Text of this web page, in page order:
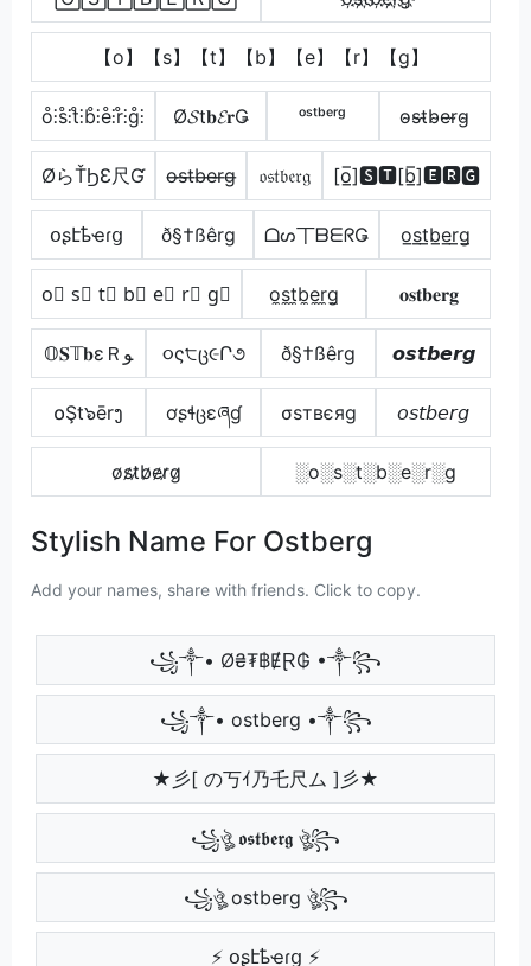
【o】【s】【t】【b】【e】【r】【g】
o̊⫶s̊⫶t̊⫶b̊⫶e̊⫶r̊⫶g̊⫶ Ø𝓢t𝐛𝓔𝐫Ǥ ᵒˢᵗᵇᵉʳᵍ o̴s̴t̴b̴e̴r̴g̴
ØらŤϦƐ尺Ɠ o̶s̶t̶b̶e̶r̶g̶ 𝔬𝔰𝔱𝔟𝔢𝔯𝔤 [o̲̅]🆂🆃[b̲̅]🅴🆁🅶
օʂէҍҽɾց ð§†ßêrg ᗝᔕ丅ᗷᗴᖇǤ o̲s̲t̲b̲e̲r̲g̲
o⃣ s⃣ t⃣ b⃣ e⃣ r⃣ g⃣ o̼s̼t̼b̼e̼r̼g̼ 𝐨𝐬𝐭𝐛𝐞𝐫𝐠
𝕆𝐒𝕋𝐛εＲﻮ ૦ς੮ც૯Ր૭ ð§†ßêrg 𝙤𝙨𝙩𝙗𝙚𝙧𝙜
໐Şt๖ērງ ơʂɬცɛཞɠ σѕтвєяg 𝘰𝘴𝘵𝘣𝘦𝘳𝘨
o̷s̷t̷b̷e̷r̷g̷ ░o░s░t░b░e░r░g
Stylish Name For Ostberg
Add your names, share with friends. Click to copy.
꧁༒• Ø₴₮฿ɆⱤ₲ •༒꧂
꧁༒• ostberg •༒꧂
★彡[ の丂ｲ乃乇尺ム ]彡★
꧁ঔৣ 𝖔𝖘𝖙𝖇𝖊𝖗𝖌 ঔৣ꧂
꧁ঔৣ ostberg ঔৣ꧂
⚡ օʂէҍҽɾց ⚡